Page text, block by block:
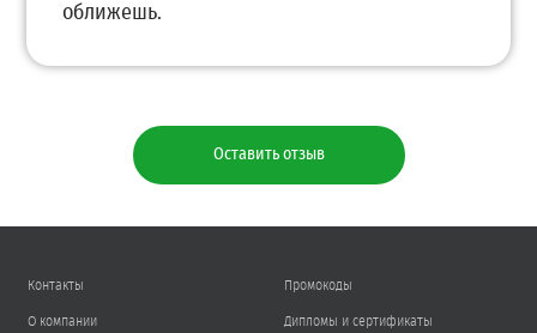
Оставить отзыв
оближешь.
Контакты
О компании
Промокоды
Дипломы и сертификаты